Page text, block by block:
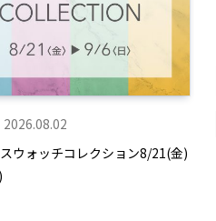
2026.08.02
ウォッチコレクション8/21(金)